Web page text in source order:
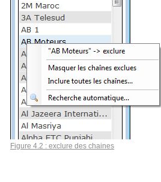
Figure 4.2 : exclure des chaines